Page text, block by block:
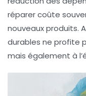
réparer coûte
nouveaux produits.
durables ne profite
mais également à